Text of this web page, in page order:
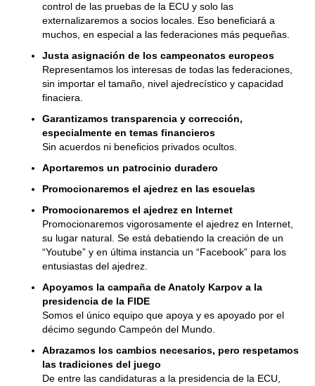
control de las pruebas de la ECU y solo las
externalizaremos a socios locales. Eso beneficiará a
muchos, en especial a las federaciones más pequeñas.
Justa asignación de los campeonatos europeos
Representamos los interesas de todas las federaciones,
sin importar el tamaño, nivel ajedrecístico y capacidad
finaciera.
Garantizamos transparencia y corrección,
especialmente en temas financieros
Sin acuerdos ni beneficios privados ocultos.
Aportaremos un patrocinio duradero
Promocionaremos el ajedrez en las escuelas
Promocionaremos el ajedrez en Internet
Promocionaremos vigorosamente el ajedrez en Internet,
su lugar natural. Se está debatiendo la creación de un
“Youtube” y en última instancia un “Facebook” para los
entusiastas del ajedrez.
Apoyamos la campaña de Anatoly Karpov a la
presidencia de la FIDE
Somos el único equipo que apoya y es apoyado por el
décimo segundo Campeón del Mundo.
Abrazamos los cambios necesarios, pero respetamos
las tradiciones del juego
De entre las candidaturas a la presidencia de la ECU,